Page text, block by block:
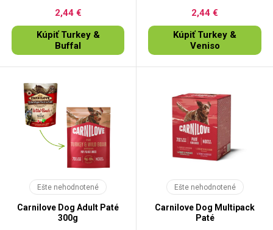
2,44 €
Kúpiť Turkey &
Buffal
2,44 €
Kúpiť Turkey &
Veniso
Ešte nehodnotené
Carnilove Dog Adult Paté
300g
Ešte nehodnotené
Carnilove Dog Multipack
Paté